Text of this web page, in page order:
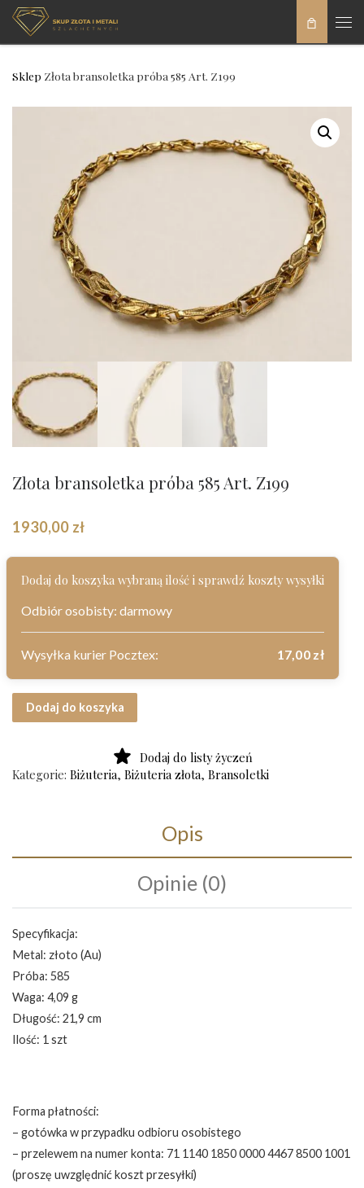
Skip to content
Sklep Złota bransoletka próba 585 Art. Z199
Złota bransoletka próba 585 Art. Z199
1930,00 zł
Dodaj do koszyka wybraną ilość i sprawdź koszty wysyłki
Odbiór osobisty: darmowy
Wysyłka kurier Pocztex: 17,00 zł
Dodaj do koszyka
Dodaj do listy życzeń
Kategorie: Biżuteria, Biżuteria złota, Bransoletki
Opis
Opinie (0)
Specyfikacja:
Metal: złoto (Au)
Próba: 585
Waga: 4,09 g
Długość: 21,9 cm
Ilość: 1 szt
Forma płatności:
– gotówka w przypadku odbioru osobistego
– przelewem na numer konta: 71 1140 1850 0000 4467 8500 1001
(proszę uwzględnić koszt przesyłki)